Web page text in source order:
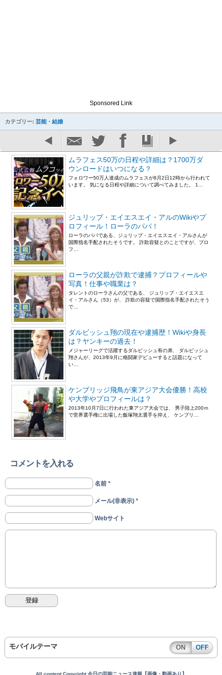
Sponsored Link
カテゴリー: 芸能・結婚
ムラフェス50万の日程や詳細は？1700万ダ
ウンロードはいつになる？
フォロワー50万人達成のムラフェスが8月2日12時から行われて
います。 気になる日程や詳細について調べてみました。 1…
ジュリップ・エイエスエイ・アルのWikiやプ
ロフィール！ローラのパパ！
ローラのパパである、ジュリップ・エイエスエイ・アルさんが
国際指名手配されたそうです。 詐欺容疑とのことですが、プロ
フ…
ローラの父親が詐欺で逮捕？プロフィールや
写真！仕事や職業は？
タレントのローラさんの父である、 ジュリップ・エイエスエ
イ・アルさん（53）が、 詐欺の容疑で国際指名手配されたそう
で…
ダルビッシュ翔の現在や逮捕歴！Wikiや身長
は？ヤンキーの過去！
メジャーリーグで活躍するダルビッシュ有の弟、 ダルビッシュ
翔さんが、2013年9月に格闘家デビューすると話題になって
い…
ケンブリッジ飛鳥が東アジア大会優勝！高校
や大学やプロフィールは？
2013年10月7日に行われた東アジア大会では、 男子陸上200ｍ
で世界選手権に出場した飯塚翔太選手を抑え、 ケンブリ…
コメントを入れる
名前 *
メール(非表示) *
Webサイト
モバイルテーマ ON OFF
All content Copyright 今日の芸能ニュース速報【画像・動画あり】